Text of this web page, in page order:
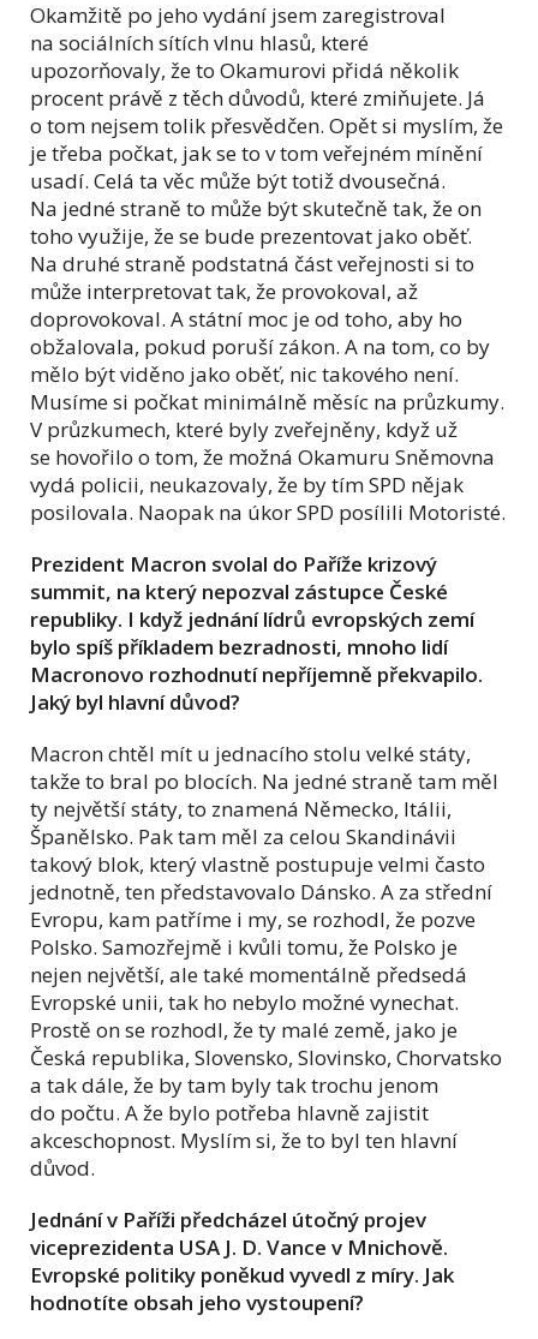
Okamžitě po jeho vydání jsem zaregistroval
na sociálních sítích vlnu hlasů, které
upozorňovaly, že to Okamurovi přidá několik
procent právě z těch důvodů, které zmiňujete. Já
o tom nejsem tolik přesvědčen. Opět si myslím, že
je třeba počkat, jak se to v tom veřejném mínění
usadí. Celá ta věc může být totiž dvousečná.
Na jedné straně to může být skutečně tak, že on
toho využije, že se bude prezentovat jako oběť.
Na druhé straně podstatná část veřejnosti si to
může interpretovat tak, že provokoval, až
doprovokoval. A státní moc je od toho, aby ho
obžalovala, pokud poruší zákon. A na tom, co by
mělo být viděno jako oběť, nic takového není.
Musíme si počkat minimálně měsíc na průzkumy.
V průzkumech, které byly zveřejněny, když už
se hovořilo o tom, že možná Okamuru Sněmovna
vydá policii, neukazovaly, že by tím SPD nějak
posilovala. Naopak na úkor SPD posílili Motoristé.
Prezident Macron svolal do Paříže krizový
summit, na který nepozval zástupce České
republiky. I když jednání lídrů evropských zemí
bylo spíš příkladem bezradnosti, mnoho lidí
Macronovo rozhodnutí nepříjemně překvapilo.
Jaký byl hlavní důvod?
Macron chtěl mít u jednacího stolu velké státy,
takže to bral po blocích. Na jedné straně tam měl
ty největší státy, to znamená Německo, Itálii,
Španělsko. Pak tam měl za celou Skandinávii
takový blok, který vlastně postupuje velmi často
jednotně, ten představovalo Dánsko. A za střední
Evropu, kam patříme i my, se rozhodl, že pozve
Polsko. Samozřejmě i kvůli tomu, že Polsko je
nejen největší, ale také momentálně předsedá
Evropské unii, tak ho nebylo možné vynechat.
Prostě on se rozhodl, že ty malé země, jako je
Česká republika, Slovensko, Slovinsko, Chorvatsko
a tak dále, že by tam byly tak trochu jenom
do počtu. A že bylo potřeba hlavně zajistit
akceschopnost. Myslím si, že to byl ten hlavní
důvod.
Jednání v Paříži předcházel útočný projev
viceprezidenta USA J. D. Vance v Mnichově.
Evropské politiky poněkud vyvedl z míry. Jak
hodnotíte obsah jeho vystoupení?